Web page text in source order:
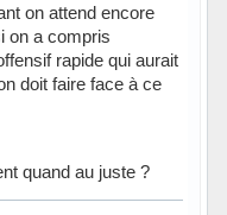
on attend encore
on a compris
rapide qui aurait
doit faire face à ce
quand au juste ?